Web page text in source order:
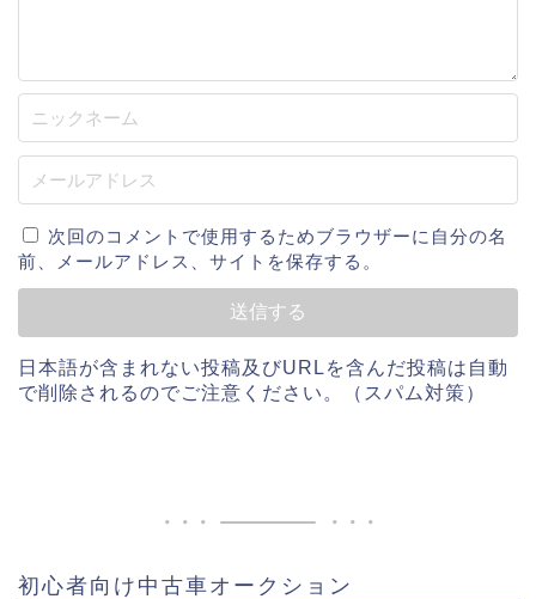
次回のコメントで使用するためブラウザーに自分の名
前、メールアドレス、サイトを保存する。
日本語が含まれない投稿及びURLを含んだ投稿は自動
で削除されるのでご注意ください。（スパム対策）
初心者向け中古車オークション